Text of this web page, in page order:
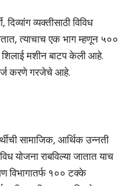
दिव्यांग व्यक्तीसाठी विविध
त्याचाच एक भाग म्हणून ५००
मशीन बाटप केली आहे.
करणे गरजेचे आहे.
सामाजिक, आर्थिक उन्नती
योजना राबविल्या जातात याच
विभागातर्फ १०० टक्के